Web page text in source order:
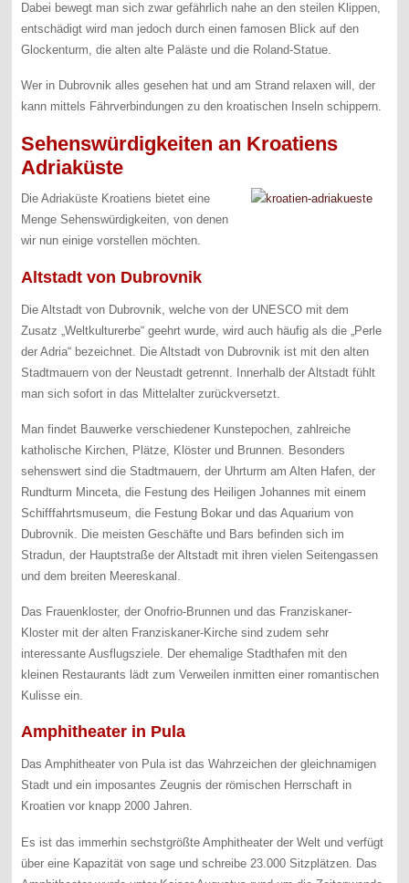
Dabei bewegt man sich zwar gefährlich nahe an den steilen Klippen,
entschädigt wird man jedoch durch einen famosen Blick auf den
Glockenturm, die alten alte Paläste und die Roland-Statue.
Wer in Dubrovnik alles gesehen hat und am Strand relaxen will, der
kann mittels Fährverbindungen zu den kroatischen Inseln schippern.
Sehenswürdigkeiten an Kroatiens
Adriaküste
Die Adriaküste Kroatiens bietet eine
Menge Sehenswürdigkeiten, von denen
wir nun einige vorstellen möchten.
Altstadt von Dubrovnik
Die Altstadt von Dubrovnik, welche von der UNESCO mit dem
Zusatz „Weltkulturerbe“ geehrt wurde, wird auch häufig als die „Perle
der Adria“ bezeichnet. Die Altstadt von Dubrovnik ist mit den alten
Stadtmauern von der Neustadt getrennt. Innerhalb der Altstadt fühlt
man sich sofort in das Mittelalter zurückversetzt.
Man findet Bauwerke verschiedener Kunstepochen, zahlreiche
katholische Kirchen, Plätze, Klöster und Brunnen. Besonders
sehenswert sind die Stadtmauern, der Uhrturm am Alten Hafen, der
Rundturm Minceta, die Festung des Heiligen Johannes mit einem
Schifffahrtsmuseum, die Festung Bokar und das Aquarium von
Dubrovnik. Die meisten Geschäfte und Bars befinden sich im
Stradun, der Hauptstraße der Altstadt mit ihren vielen Seitengassen
und dem breiten Meereskanal.
Das Frauenkloster, der Onofrio-Brunnen und das Franziskaner-
Kloster mit der alten Franziskaner-Kirche sind zudem sehr
interessante Ausflugsziele. Der ehemalige Stadthafen mit den
kleinen Restaurants lädt zum Verweilen inmitten einer romantischen
Kulisse ein.
Amphitheater in Pula
Das Amphitheater von Pula ist das Wahrzeichen der gleichnamigen
Stadt und ein imposantes Zeugnis der römischen Herrschaft in
Kroatien vor knapp 2000 Jahren.
Es ist das immerhin sechstgrößte Amphitheater der Welt und verfügt
über eine Kapazität von sage und schreibe 23.000 Sitzplätzen. Das